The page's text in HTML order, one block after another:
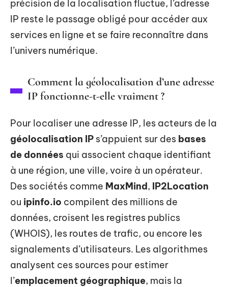
précision de la localisation fluctue, l’adresse
IP reste le passage obligé pour accéder aux
services en ligne et se faire reconnaître dans
l’univers numérique.
Comment la géolocalisation d’une adresse
IP fonctionne-t-elle vraiment ?
Pour localiser une adresse IP, les acteurs de la
géolocalisation IP s’appuient sur des bases
de données qui associent chaque identifiant
à une région, une ville, voire à un opérateur.
Des sociétés comme MaxMind, IP2Location
ou ipinfo.io compilent des millions de
données, croisent les registres publics
(WHOIS), les routes de trafic, ou encore les
signalements d’utilisateurs. Les algorithmes
analysent ces sources pour estimer
l’emplacement géographique, mais la